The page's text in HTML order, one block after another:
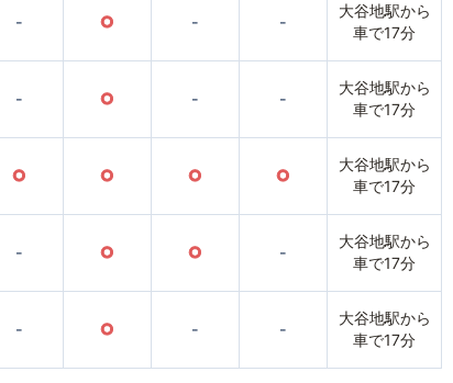
- ○ - -
大谷地駅から
車で17分
- ○ - -
大谷地駅から
車で17分
○ ○ ○ ○
大谷地駅から
車で17分
- ○ ○ -
大谷地駅から
車で17分
- ○ - -
大谷地駅から
車で17分